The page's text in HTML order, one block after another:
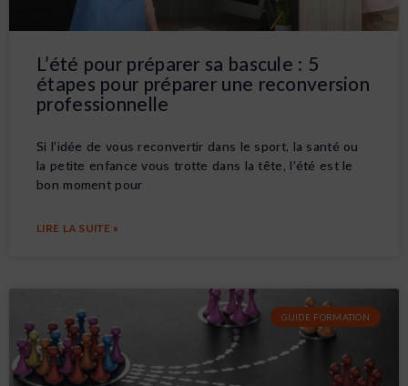
L’été pour préparer sa bascule : 5
étapes pour préparer une reconversion
professionnelle
Si l’idée de vous reconvertir dans le sport, la santé ou
la petite enfance vous trotte dans la tête, l’été est le
bon moment pour
LIRE LA SUITE »
GUIDE FORMATION